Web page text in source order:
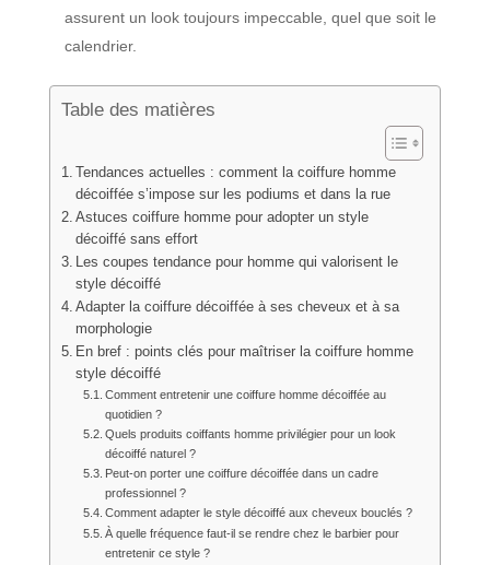
assurent un look toujours impeccable, quel que soit le
calendrier.
Table des matières
Tendances actuelles : comment la coiffure homme
décoiffée s’impose sur les podiums et dans la rue
Astuces coiffure homme pour adopter un style
décoiffé sans effort
Les coupes tendance pour homme qui valorisent le
style décoiffé
Adapter la coiffure décoiffée à ses cheveux et à sa
morphologie
En bref : points clés pour maîtriser la coiffure homme
style décoiffé
Comment entretenir une coiffure homme décoiffée au
quotidien ?
Quels produits coiffants homme privilégier pour un look
décoiffé naturel ?
Peut-on porter une coiffure décoiffée dans un cadre
professionnel ?
Comment adapter le style décoiffé aux cheveux bouclés ?
À quelle fréquence faut-il se rendre chez le barbier pour
entretenir ce style ?